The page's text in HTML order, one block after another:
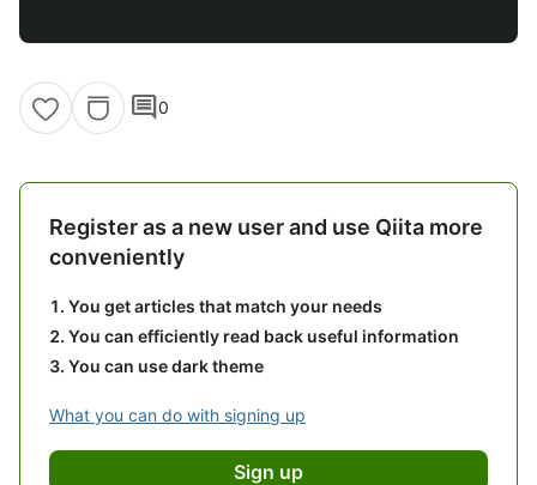
comment0
Register as a new user and use Qiita more
conveniently
You get articles that match your needs
You can efficiently read back useful information
You can use dark theme
What you can do with signing up
Sign up